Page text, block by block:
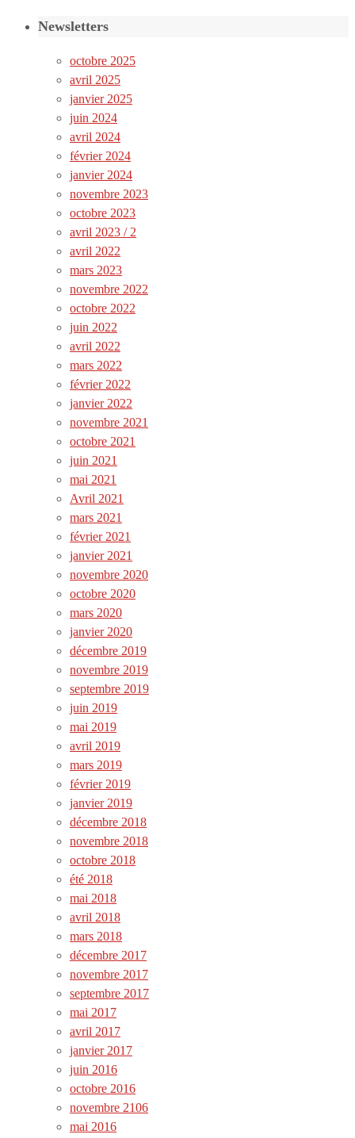
Newsletters
octobre 2025
avril 2025
janvier 2025
juin 2024
avril 2024
février 2024
janvier 2024
novembre 2023
octobre 2023
avril 2023 / 2
avril 2022
mars 2023
novembre 2022
octobre 2022
juin 2022
avril 2022
mars 2022
février 2022
janvier 2022
novembre 2021
octobre 2021
juin 2021
mai 2021
Avril 2021
mars 2021
février 2021
janvier 2021
novembre 2020
octobre 2020
mars 2020
janvier 2020
décembre 2019
novembre 2019
septembre 2019
juin 2019
mai 2019
avril 2019
mars 2019
février 2019
janvier 2019
décembre 2018
novembre 2018
octobre 2018
été 2018
mai 2018
avril 2018
mars 2018
décembre 2017
novembre 2017
septembre 2017
mai 2017
avril 2017
janvier 2017
juin 2016
octobre 2016
novembre 2106
mai 2016